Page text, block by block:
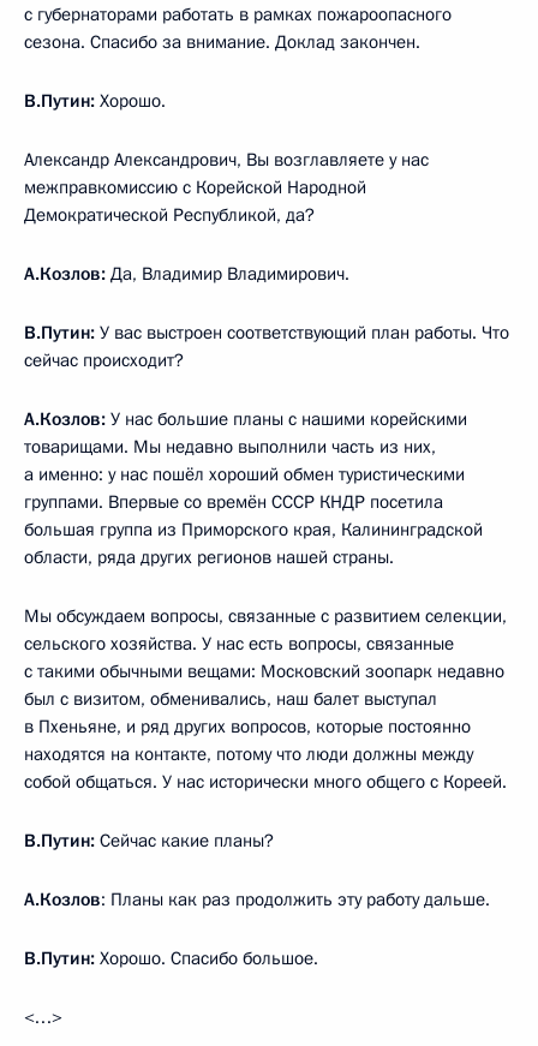
с губернаторами работать в рамках пожароопасного
сезона. Спасибо за внимание. Доклад закончен.
В.Путин: Хорошо.
Александр Александрович, Вы возглавляете у нас
межправкомиссию с Корейской Народной
Демократической Республикой, да?
А.Козлов: Да, Владимир Владимирович.
В.Путин: У вас выстроен соответствующий план работы. Что
сейчас происходит?
А.Козлов: У нас большие планы с нашими корейскими
товарищами. Мы недавно выполнили часть из них,
а именно: у нас пошёл хороший обмен туристическими
группами. Впервые со времён СССР КНДР посетила
большая группа из Приморского края, Калининградской
области, ряда других регионов нашей страны.
Мы обсуждаем вопросы, связанные с развитием селекции,
сельского хозяйства. У нас есть вопросы, связанные
с такими обычными вещами: Московский зоопарк недавно
был с визитом, обменивались, наш балет выступал
в Пхеньяне, и ряд других вопросов, которые постоянно
находятся на контакте, потому что люди должны между
собой общаться. У нас исторически много общего с Кореей.
В.Путин: Сейчас какие планы?
А.Козлов: Планы как раз продолжить эту работу дальше.
В.Путин: Хорошо. Спасибо большое.
<…>